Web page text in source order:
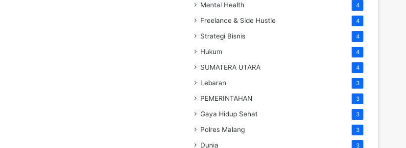
Mental Health 4
Freelance & Side Hustle 4
Strategi Bisnis 4
Hukum 4
SUMATERA UTARA 4
Lebaran 3
PEMERINTAHAN 3
Gaya Hidup Sehat 3
Polres Malang 3
Dunia 3